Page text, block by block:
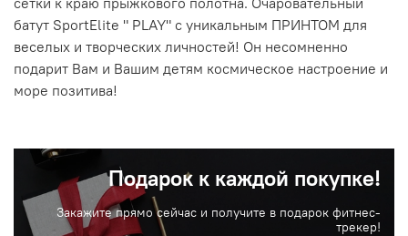
батут SportElite " PLAY" с уникальным ПРИНТОМ для
веселых и творческих личностей! Он несомненно
подарит Вам и Вашим детям космическое настроение и
море позитива!
Подарок к каждой покупке!
Закажите прямо сейчас и получите в подарок фитнес-
трекер!